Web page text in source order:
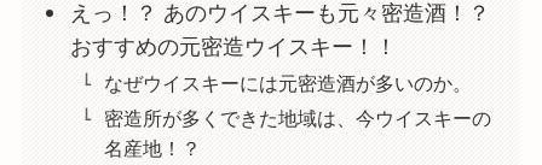
えっ！？ あのウイスキーも元々密造酒！？
おすすめの元密造ウイスキー！！
なぜウイスキーには元密造酒が多いのか。
密造所が多くできた地域は、今ウイスキーの
名産地！？